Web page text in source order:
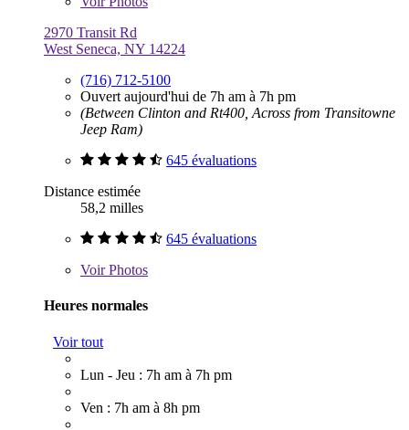
2970 Transit Rd
West Seneca, NY 14224
(716) 712-5100
Ouvert aujourd'hui de 7h am à 7h pm
(Between Clinton and Rt400, Across from Transitowne
Jeep Ram)
645 évaluations
Distance estimée
58,2 milles
645 évaluations
VoirPhotos
Heures normales
Voir tout
Lun - Jeu : 7h am à 7h pm
Ven : 7h am à 8h pm